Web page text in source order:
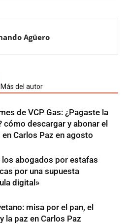
Agüero
Más del autor
de VCP Gas: ¿Pagaste la
cómo descargar y abonar el
Carlos Paz en agosto
los abogados por estafas
por una supuesta
digital»
misa por el pan, el
la paz en Carlos Paz